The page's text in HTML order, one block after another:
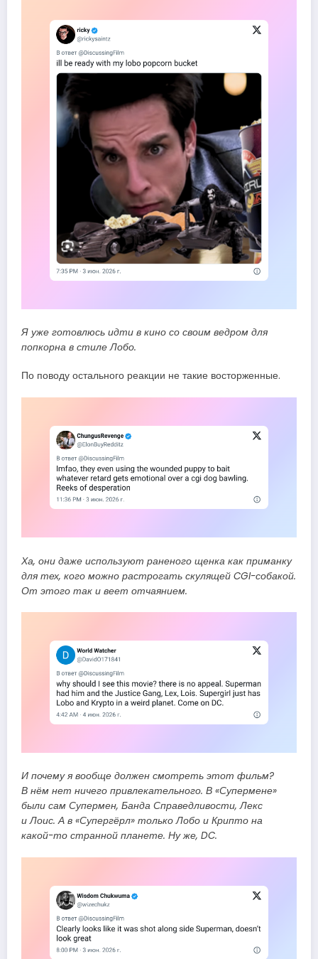
Я уже готовлюсь идти в кино со своим ведром для
попкорна в стиле Лобо.
По поводу остального реакции не такие восторженные.
Ха, они даже используют раненого щенка как приманку
для тех, кого можно растрогать скулящей CGI-собакой.
От этого так и веет отчаянием.
И почему я вообще должен смотреть этот фильм?
В нём нет ничего привлекательного. В «Супермене»
были сам Супермен, Банда Справедливости, Лекс
и Лоис. А в «Супергёрл» только Лобо и Крипто на
какой-то странной планете. Ну же, DC.